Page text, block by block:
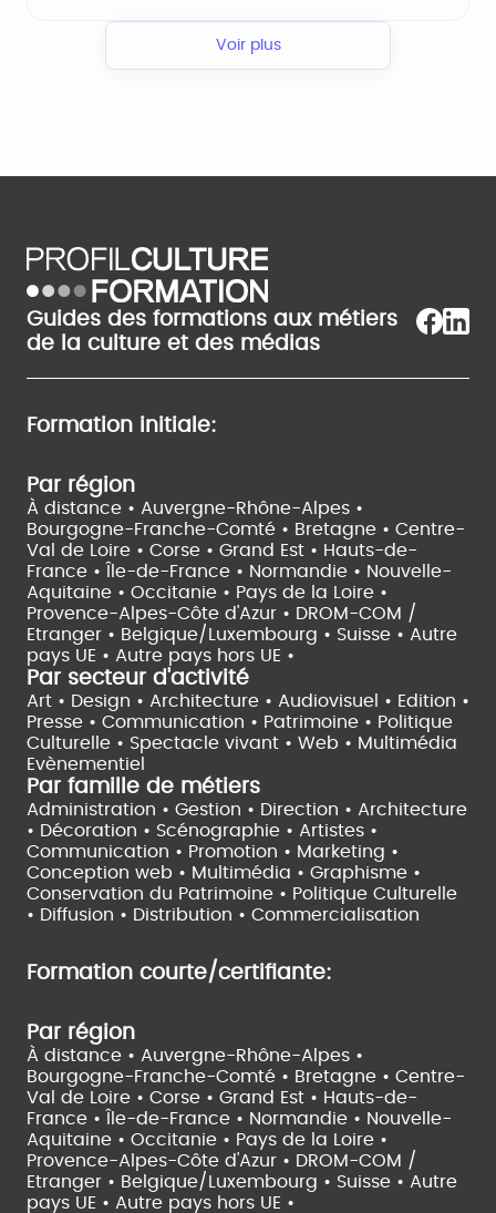
Voir plus
Guides des formations aux métiers
de la culture et des médias
Formation initiale:
Par région
À distance • Auvergne-Rhône-Alpes •
Bourgogne-Franche-Comté • Bretagne • Centre-
Val de Loire • Corse • Grand Est • Hauts-de-
France •
Île-de-France • Normandie • Nouvelle-
Aquitaine • Occitanie • Pays de la Loire •
Provence-Alpes-Côte d'Azur • DROM-COM /
Etranger • Belgique/Luxembourg • Suisse • Autre
pays UE • Autre pays hors UE •
Par secteur d'activité
Art • Design • Architecture • Audiovisuel • Edition •
Presse • Communication • Patrimoine • Politique
Culturelle • Spectacle vivant • Web • Multimédia
Evènementiel
Par famille de métiers
Administration • Gestion • Direction • Architecture
• Décoration • Scénographie • Artistes •
Communication • Promotion • Marketing •
Conception web • Multimédia • Graphisme •
Conservation du Patrimoine • Politique Culturelle
• Diffusion • Distribution • Commercialisation
Formation courte/certifiante:
Par région
À distance • Auvergne-Rhône-Alpes •
Bourgogne-Franche-Comté • Bretagne • Centre-
Val de Loire • Corse • Grand Est • Hauts-de-
France •
Île-de-France • Normandie • Nouvelle-
Aquitaine • Occitanie • Pays de la Loire •
Provence-Alpes-Côte d'Azur • DROM-COM /
Etranger • Belgique/Luxembourg • Suisse • Autre
pays UE • Autre pays hors UE •